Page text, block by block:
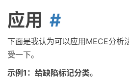
应用
下面是我认为可以应用MECE分析
受一下。
示例1：给缺陷标记分类。